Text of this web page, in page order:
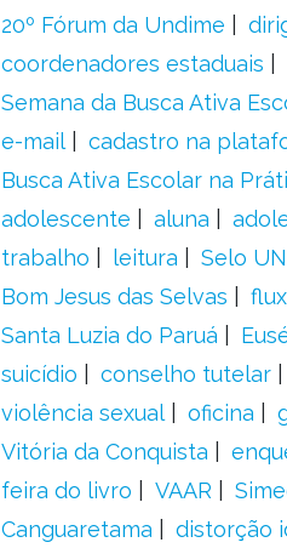
20º Fórum da Undime
coordenadores estaduais
Semana da Busca Ativa
e-mail
cadastro na
Busca Ativa Escolar na
adolescente
aluna
trabalho
leitura Selo
Bom Jesus das Selvas
Santa Luzia do Paruá
suicídio
conselho tutelar
violência sexual
oficina
Vitória da Conquista
feira do livro
VAAR
Canguaretama
distorção